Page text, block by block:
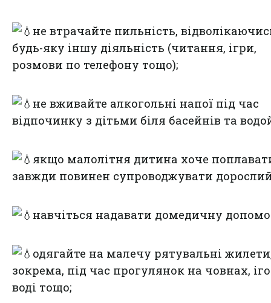
не втрачайте пильність,
будь-яку іншу діяльність (читання, ігри,
розмови по телефону тощо);
не вживайте алкогольні напої під час
відпочинку з дітьми біля басейнів та
якщо малолітня дитина хоче
завжди повинен супроводжувати
навчіться надавати домедичну
одягайте на малечу рятувальні
зокрема, під час прогулянок на човнах,
воді тощо;